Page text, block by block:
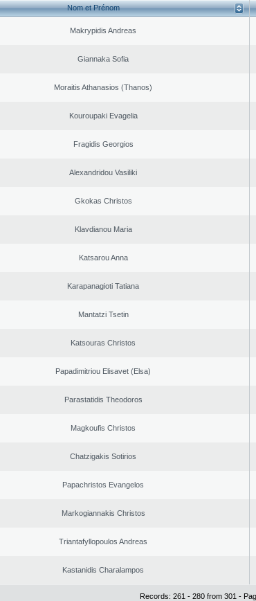
Nom et Prénom
Makrypidis Andreas
Giannaka Sofia
Moraitis Athanasios (Thanos)
Kouroupaki Evagelia
Fragidis Georgios
Alexandridou Vasiliki
Gkokas Christos
Klavdianou Maria
Katsarou Anna
Karapanagioti Tatiana
Mantatzi Tsetin
Katsouras Christos
Papadimitriou Elisavet (Elsa)
Parastatidis Theodoros
Magkoufis Christos
Chatzigakis Sotirios
Papachristos Evangelos
Markogiannakis Christos
Triantafyllopoulos Andreas
Kastanidis Charalampos
Records: 261 - 280 from 301 -